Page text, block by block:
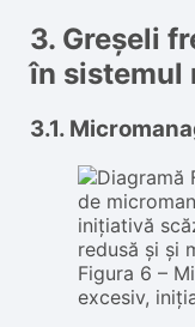
3. Greșeli
în sistemul
3.1.
Figura 6 –
excesiv,